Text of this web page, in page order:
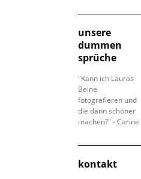
unsere
dummen
sprüche
"Kann ich Lauras
Beine
fotografieren und
die dann schöner
machen?" - Carine
kontakt